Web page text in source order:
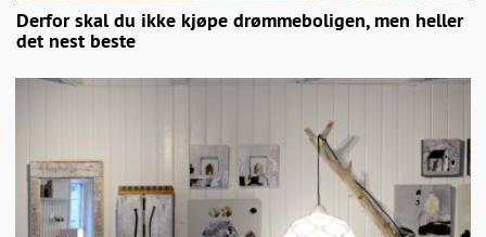
Derfor skal du ikke kjøpe drømmeboligen, men heller
det nest beste